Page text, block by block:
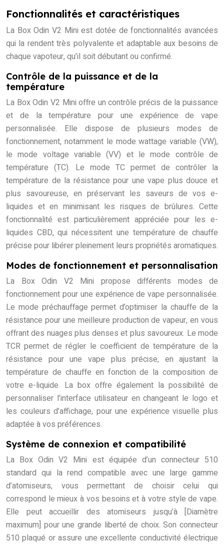
Fonctionnalités et caractéristiques
La Box Odin V2 Mini est dotée de fonctionnalités avancées
qui la rendent très polyvalente et adaptable aux besoins de
chaque vapoteur, qu’il soit débutant ou confirmé.
Contrôle de la puissance et de la
température
La Box Odin V2 Mini offre un contrôle précis de la puissance
et de la température pour une expérience de vape
personnalisée. Elle dispose de plusieurs modes de
fonctionnement, notamment le mode wattage variable (VW),
le mode voltage variable (VV) et le mode contrôle de
température (TC). Le mode TC permet de contrôler la
température de la résistance pour une vape plus douce et
plus savoureuse, en préservant les saveurs de vos e-
liquides et en minimisant les risques de brûlures. Cette
fonctionnalité est particulièrement appréciée pour les e-
liquides CBD, qui nécessitent une température de chauffe
précise pour libérer pleinement leurs propriétés aromatiques.
Modes de fonctionnement et personnalisation
La Box Odin V2 Mini propose différents modes de
fonctionnement pour une expérience de vape personnalisée.
Le mode préchauffage permet d’optimiser la chauffe de la
résistance pour une meilleure production de vapeur, en vous
offrant des nuages plus denses et plus savoureux. Le mode
TCR permet de régler le coefficient de température de la
résistance pour une vape plus précise, en ajustant la
température de chauffe en fonction de la composition de
votre e-liquide. La box offre également la possibilité de
personnaliser l’interface utilisateur en changeant le logo et
les couleurs d’affichage, pour une expérience visuelle plus
adaptée à vos préférences.
Système de connexion et compatibilité
La Box Odin V2 Mini est équipée d’un connecteur 510
standard qui la rend compatible avec une large gamme
d’atomiseurs, vous permettant de choisir celui qui
correspond le mieux à vos besoins et à votre style de vape.
Elle peut accueillir des atomiseurs jusqu’à [Diamètre
maximum] pour une grande liberté de choix. Son connecteur
510 plaqué or assure une excellente conductivité électrique